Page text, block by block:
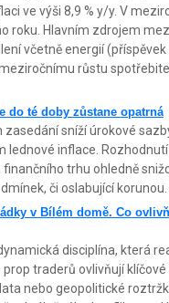
ve výši 8,9 % y/y. V
roku. Hlavním zdrojem
včetně energií
růstu
do té doby zůstane opatrná
zasedání sníží úrokové
lednové inflace.
trhu ohledně
či oslabující korunou.
v Bílém domě. Co
disciplína, která
traderů ovlivňují
nebo geopolitické